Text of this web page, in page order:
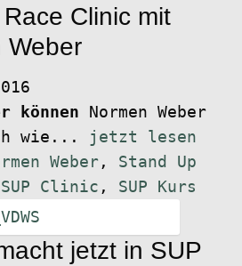
Clinic mit
Weber
können Normen Weber
wie...
jetzt lesen
Weber, Stand Up
SUP Clinic , SUP Kurs
jetzt in SUP